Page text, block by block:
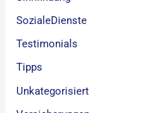
SozialeDienste
Testimonials
Tipps
Unkategorisiert